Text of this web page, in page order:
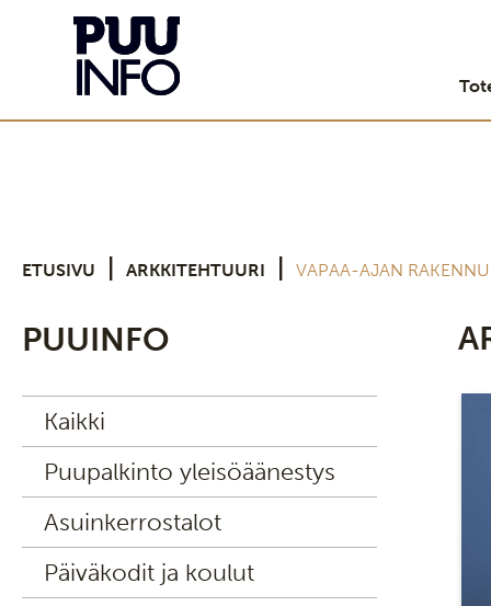
ETUSIVU ARKKITEHTUURI VAPAA-AJAN
PUUINFO
Kaikki
Puupalkinto yleisöäänestys
Asuinkerrostalot
Päiväkodit ja koulut